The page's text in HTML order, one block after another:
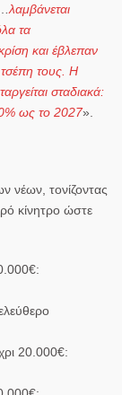
λαμβάνεται
τα
και έβλεπαν
τσέπη τους. Η
σταδιακά:
ως το 2027».
νέων , τονίζοντας
κίνητρο ώστε
20.000€: